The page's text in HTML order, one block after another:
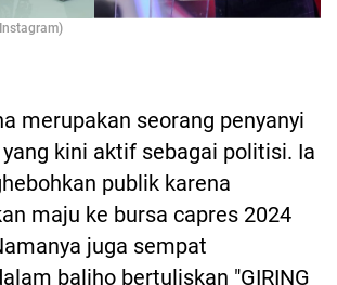
merupakan seorang penyanyi
kini aktif sebagai politisi. Ia
publik karena
maju ke bursa capres 2024
juga sempat
baliho bertuliskan "GIRING